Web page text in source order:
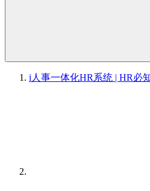
i人事一体化HR系统 | HR必